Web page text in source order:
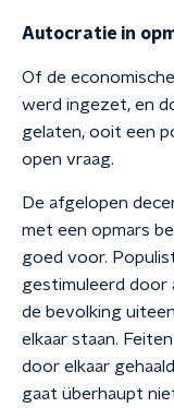
Autocratie in
Of de
werd ingezet, en
gelaten, ooit een
open vraag.
De afgelopen
met een opmars
goed voor.
gestimuleerd door
de bevolking
elkaar staan.
door elkaar
gaat überhaupt